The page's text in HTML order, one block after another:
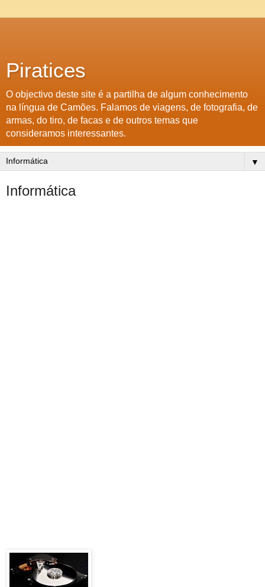
Piratices
O objectivo deste site é a partilha de algum conhecimento
na língua de Camões. Falamos de viagens, de fotografia, de
armas, do tiro, de facas e de outros temas que
consideramos interessantes.
▼
Informática